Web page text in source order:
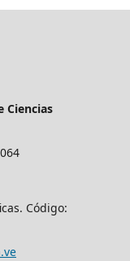
Ciencias
Código: